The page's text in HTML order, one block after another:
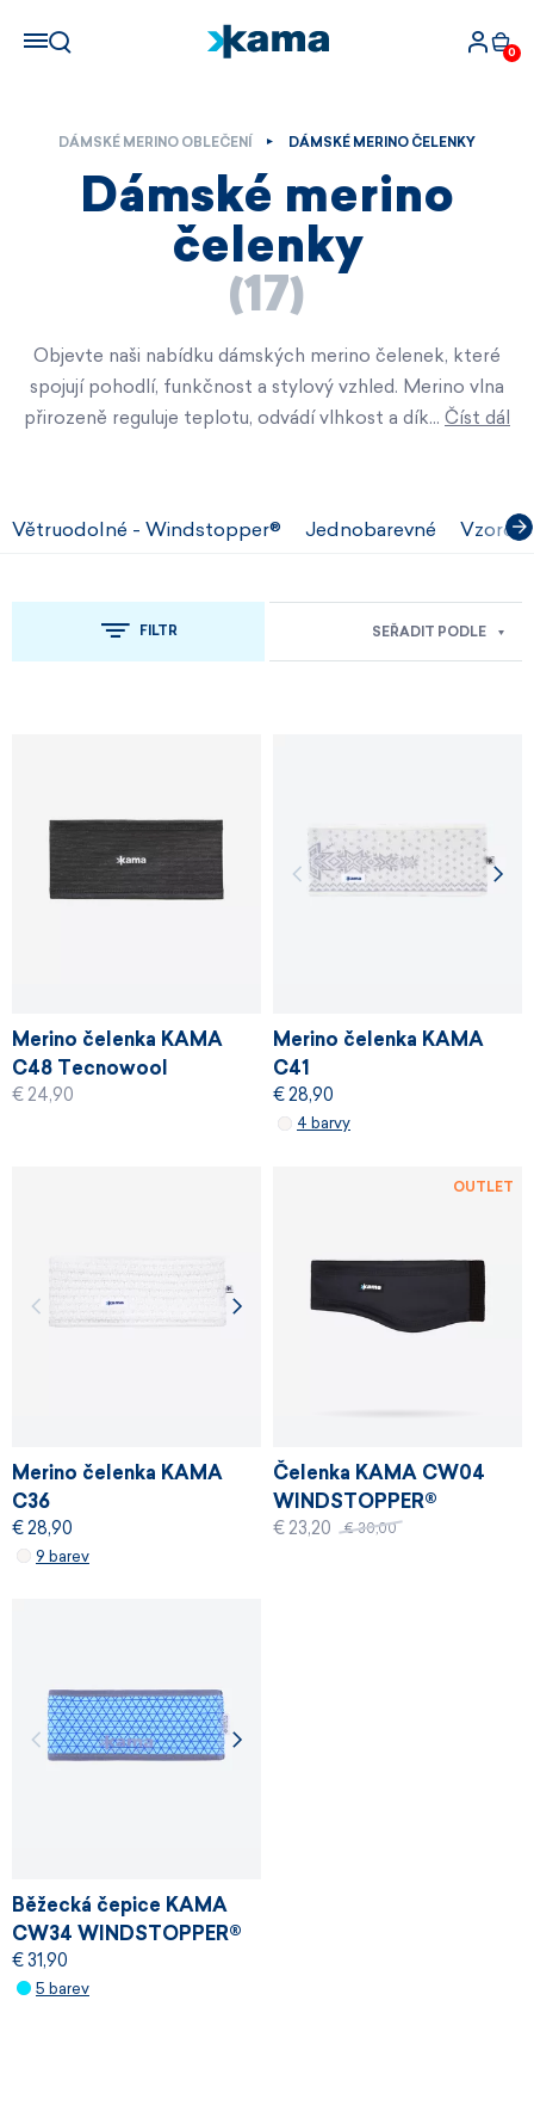
0
DÁMSKÉ MERINO OBLEČENÍ DÁMSKÉ MERINO ČELENKY
Dámské merino
čelenky
(17)
Objevte naši nabídku dámských merino čelenek, které
spojují pohodlí, funkčnost a stylový vzhled. Merino vlna
přirozeně reguluje teplotu, odvádí vlhkost a dík… Číst dál
Větruodolné - Windstopper® Jednobarevné
FILTR SEŘADIT PODLE
Merino čelenka KAMA
C48 Tecnowool
€ 24,90
Merino čelenka KAMA
C41
€ 28,90
4 barvy
Merino čelenka KAMA
C36
€ 28,90
9 barev
Čelenka KAMA CW04
WINDSTOPPER®
€ 23,20 € 30,00
OUTLET
Běžecká čepice KAMA
CW34 WINDSTOPPER®
€ 31,90
5 barev